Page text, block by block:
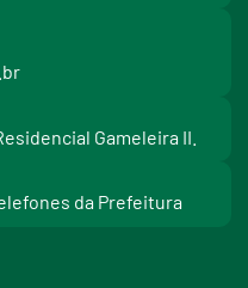
Gameleira II.
da Prefeitura